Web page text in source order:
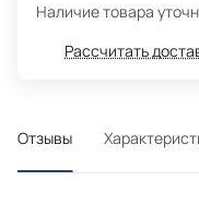
Наличие товара
Рассчитать
Отзывы